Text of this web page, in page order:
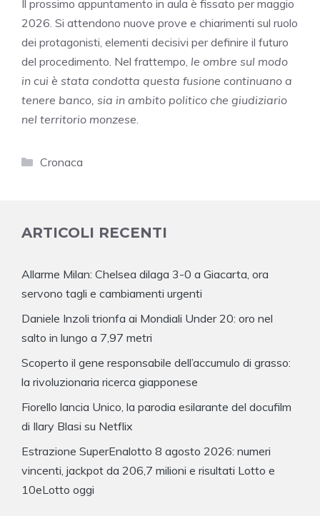
Il prossimo appuntamento in aula è fissato per maggio
2026. Si attendono nuove prove e chiarimenti sul ruolo
dei protagonisti, elementi decisivi per definire il futuro
del procedimento. Nel frattempo, le ombre sul modo
in cui è stata condotta questa fusione continuano a
tenere banco, sia in ambito politico che giudiziario
nel territorio monzese
Categorie
Cronaca
ARTICOLI RECENTI
Allarme Milan: Chelsea dilaga 3-0 a Giacarta, ora
servono tagli e cambiamenti urgenti
Daniele Inzoli trionfa ai Mondiali Under 20: oro nel
salto in lungo a 7,97 metri
Scoperto il gene responsabile dell’accumulo di grasso:
la rivoluzionaria ricerca giapponese
Fiorello lancia Unico, la parodia esilarante del docufilm
di Ilary Blasi su Netflix
Estrazione SuperEnalotto 8 agosto 2026: numeri
vincenti, jackpot da 206,7 milioni e risultati Lotto e
10eLotto oggi